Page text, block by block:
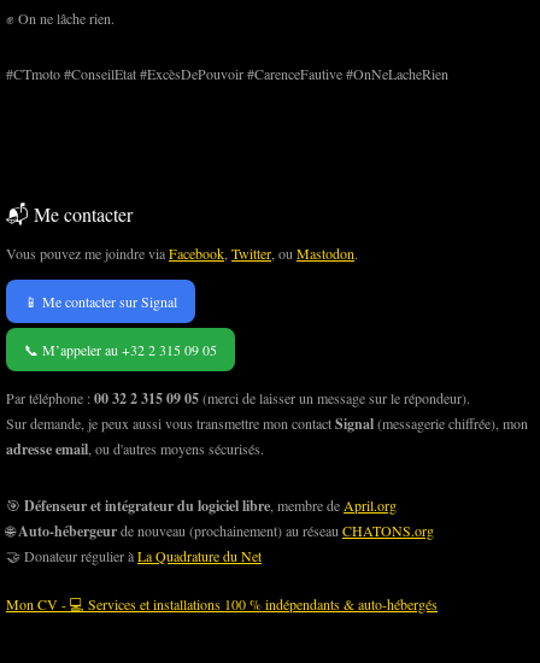
✊ On ne lâche rien.
#CTmoto #ConseilEtat #ExcèsDePouvoir #CarenceFautive #OnNeLacheRien
📬 Me contacter
Vous pouvez me joindre viaFacebook Twitter , ou Mastodon.
📱 Me contacter sur Signal
📞 M’appeler au +32 2 315 09 05
Par téléphone :00 32 2 315 09 05(merci de laisser un message sur le répondeur).
Sur demande, je peux aussi vous transmettre mon contactSignal(messagerie chiffrée), mon
adresse email , ou d'autres moyens sécurisés.
🎯 Défenseur et intégrateur du logiciel libre , membre de April.org
🌐Auto-hébergeurde nouveau (prochainement) au réseau CHATONS.org
🤝 Donateur régulier àLa Quadrature du Net
Mon CV - 💻 Services et installations 100 % indépendants & auto-hébergés